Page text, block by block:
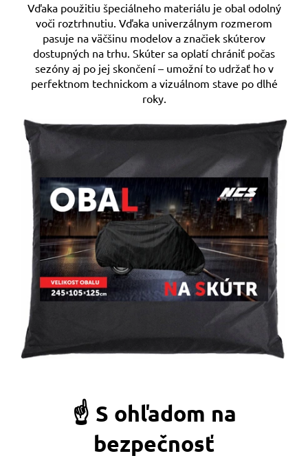
Vďaka použitiu špeciálneho materiálu je obal odolný
voči roztrhnutiu. Vďaka univerzálnym rozmerom
pasuje na väčšinu modelov a značiek skúterov
dostupných na trhu. Skúter sa oplatí chrániť počas
sezóny aj po jej skončení – umožní to udržať ho v
perfektnom technickom a vizuálnom stave po dlhé
roky.
☝️ S ohľadom na
bezpečnosť